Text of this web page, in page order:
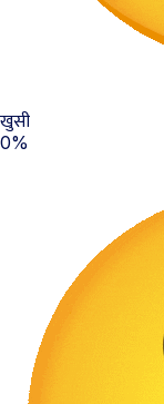
खुसी
0%